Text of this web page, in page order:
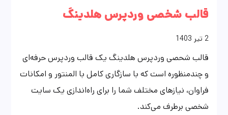
قالب شخصی وردپرس هلدینگ
2 تیر 1403
قالب شحصی وردپرس هلدینگ یک قالب وردپرس حرفه‌ای
و چندمنظوره است که با سازگاری کامل با المنتور و امکانات
فراوان، نیازهای مختلف شما را برای راه‌اندازی یک سایت
شخصی برطرف می‌کند.